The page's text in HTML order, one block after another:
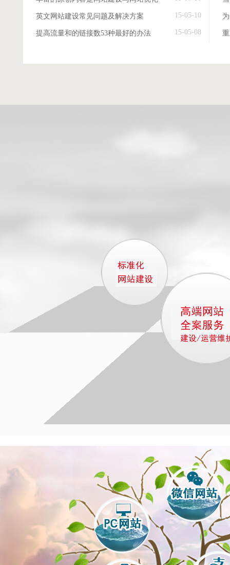
英文网站建设常见问题及解决方案 15-05-10
提高流量和的链接数53种最好的办法 15-05-08